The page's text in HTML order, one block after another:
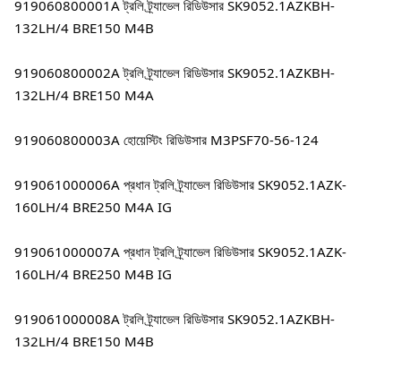
919060800001A ট্রলি ট্র্যাভেল রিডিউসার SK9052.1AZKBH-
132LH/4 BRE150 M4B
919060800002A ট্রলি ট্র্যাভেল রিডিউসার SK9052.1AZKBH-
132LH/4 BRE150 M4A
919060800003A হোয়েস্টিং রিডিউসার M3PSF70-56-124
919061000006A প্রধান ট্রলি ট্র্যাভেল রিডিউসার SK9052.1AZK-
160LH/4 BRE250 M4A IG
919061000007A প্রধান ট্রলি ট্র্যাভেল রিডিউসার SK9052.1AZK-
160LH/4 BRE250 M4B IG
919061000008A ট্রলি ট্র্যাভেল রিডিউসার SK9052.1AZKBH-
132LH/4 BRE150 M4B